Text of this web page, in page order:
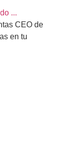
...
CEO de
en tu